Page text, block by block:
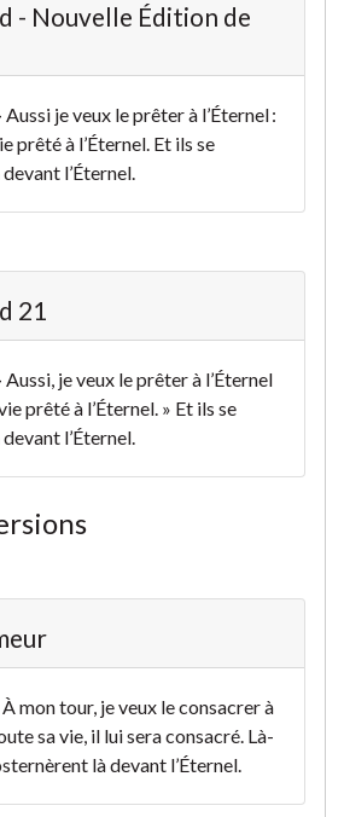
- Nouvelle Édition de
Aussi je veux le prêter à l’Éternel :
prêté à l’Éternel. Et ils se
l’Éternel.
21
Aussi, je veux le prêter à l’Éternel
prêté à l’Éternel. » Et ils se
l’Éternel.
À mon tour, je veux le consacrer à
sa vie, il lui sera consacré. Là-
là devant l’Éternel.